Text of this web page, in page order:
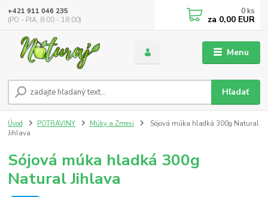
Menu
Hľadať
+421 911 046 235
(PO - PIA, 8:00 - 18:00)
0 ks
za 0,00 EUR
Úvod POTRAVINY Múky a Zmesi
Sójová múka hladká 300g Natural
Jihlava
Sójová múka hladká 300g
Natural Jihlava